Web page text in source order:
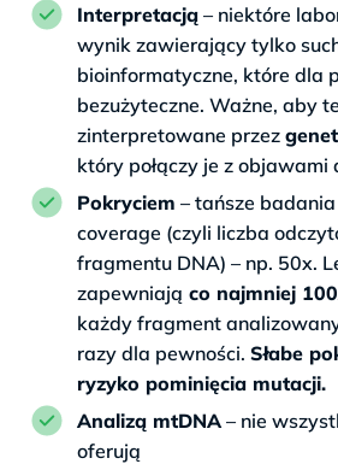
Interpretacją – niektóre
wynik zawierający tylko
bioinformatyczne, które dla
bezużyteczne. Ważne, aby
zinterpretowane przez
który połączy je z objawami
Pokryciem – tańsze
coverage (czyli liczba
fragmentu DNA) – np. 50x.
zapewniają co najmniej
każdy fragment
razy dla pewności. Słabe
ryzyko pominięcia mutacji.
Analizą mtDNA – nie
oferują